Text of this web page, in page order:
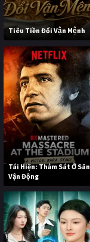
Tiêu Tiền Đổi Vận Mệnh
Tái Hiện: Thảm Sát Ở Sân
Vận Động